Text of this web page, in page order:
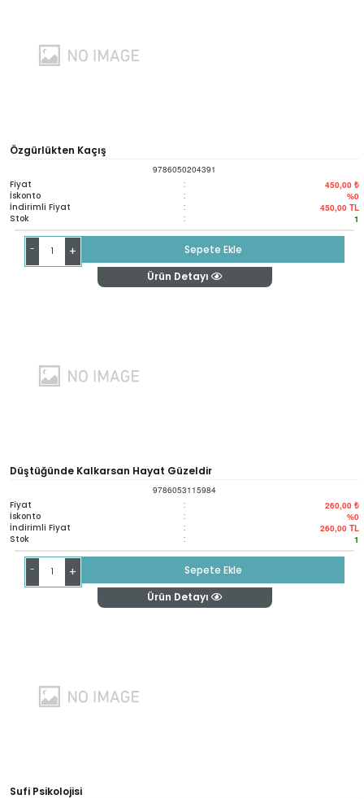
Özgürlükten Kaçış
9786050204391
Fiyat : 450,00 ₺
İskonto : %0
İndirimli Fiyat : 450,00 TL
Stok : 1
- +
Sepete Ekle
Ürün Detayı
Düştüğünde Kalkarsan Hayat Güzeldir
9786053115984
Fiyat : 260,00 ₺
İskonto : %0
İndirimli Fiyat : 260,00 TL
Stok : 1
- +
Sepete Ekle
Ürün Detayı
Sufi Psikolojisi